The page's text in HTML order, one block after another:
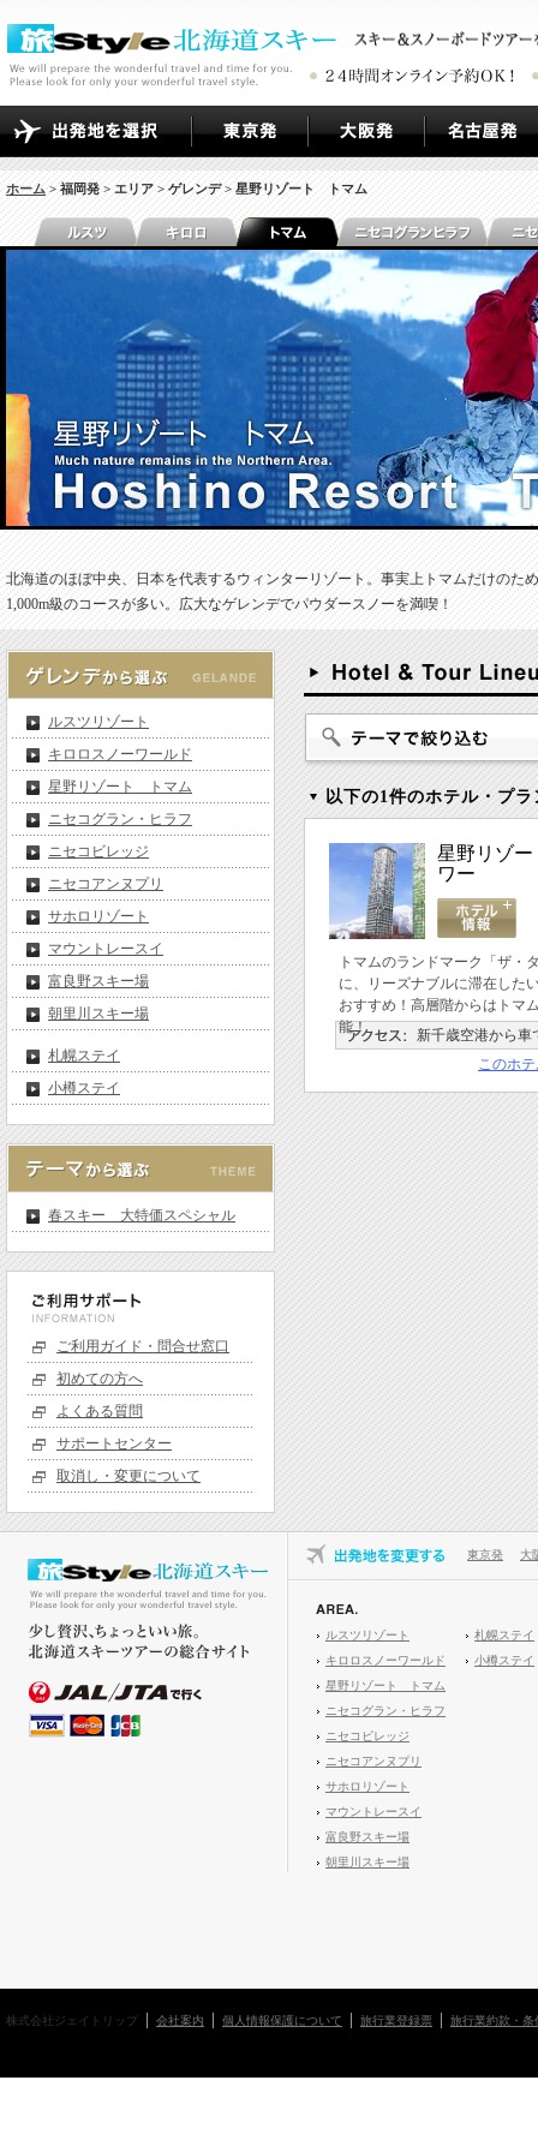
ホーム > 福岡発 > エリア > ゲレンデ > 星野リゾート トマム
北海道のほぼ中央、日本を代表するウィンターリゾート。事実上トマムだけの
1,000m級のコースが多い。広大なゲレンデでパウダースノーを満喫！
以下の1件のホテル・プラ
星野リゾ
ワー
トマムのランドマーク「ザ・
に、リーズナブルに滞在した
おすすめ！高層階からはトマ
能！
新千歳空港から車
このホ
ルスツリゾート
キロロスノーワールド
星野リゾート トマム
ニセコグラン・ヒラフ
ニセコビレッジ
ニセコアンヌプリ
サホロリゾート
マウントレースイ
富良野スキー場
朝里川スキー場
札幌ステイ
小樽ステイ
春スキー 大特価スペシャル
ご利用ガイド・問合せ窓口
初めての方へ
よくある質問
サポートセンター
取消し・変更について
東京発 大
ルスツリゾート
キロロスノーワールド
星野リゾート トマム
ニセコグラン・ヒラフ
ニセコビレッジ
ニセコアンヌプリ
サホロリゾート
マウントレースイ
富良野スキー場
朝里川スキー場
札幌ステイ
小樽ステイ
株式会社ジェイトリップ 会社案内 個人情報保護について 旅行業登録票 旅行業約款・条